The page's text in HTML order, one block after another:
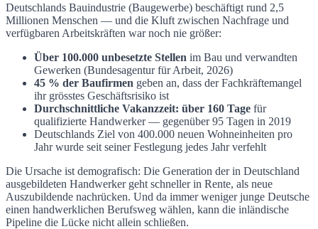
Deutschlands Bauindustrie (Baugewerbe) beschäftigt rund 2,5
Millionen Menschen — und die Kluft zwischen Nachfrage und
verfügbaren Arbeitskräften war noch nie größer:
Über 100.000 unbesetzte Stellen im Bau und verwandten
Gewerken (Bundesagentur für Arbeit, 2026)
45 % der Baufirmen geben an, dass der Fachkräftemangel
ihr grösstes Geschäftsrisiko ist
Durchschnittliche Vakanzzeit: über 160 Tage für
qualifizierte Handwerker — gegenüber 95 Tagen in 2019
Deutschlands Ziel von 400.000 neuen Wohneinheiten pro
Jahr wurde seit seiner Festlegung jedes Jahr verfehlt
Die Ursache ist demografisch: Die Generation der in Deutschland
ausgebildeten Handwerker geht schneller in Rente, als neue
Auszubildende nachrücken. Und da immer weniger junge Deutsche
einen handwerklichen Berufsweg wählen, kann die inländische
Pipeline die Lücke nicht allein schließen.